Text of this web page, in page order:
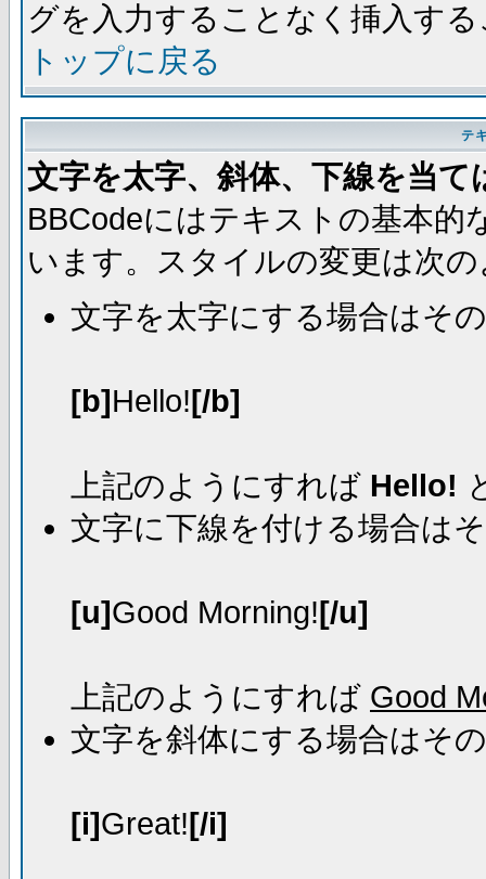
グを入力することなく挿入す
トップに戻る
テ
文字を太字、斜体、下線を当て
BBCodeにはテキストの基本
います。スタイルの変更は次
文字を太字にする場合はそ
[b]Hello![/b]
上記のようにすれば Hello!
文字に下線を付ける場合は
[u]Good Morning![/u]
上記のようにすれば Good
文字を斜体にする場合はそ
[i]Great![/i]